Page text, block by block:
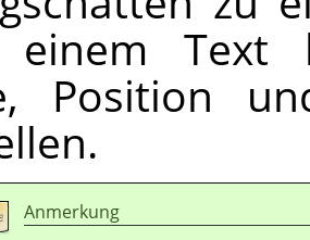
einem Text
Position
Anmerkung